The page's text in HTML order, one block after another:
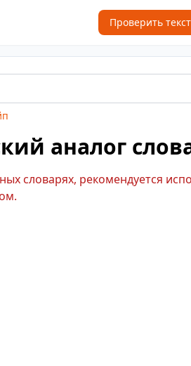
Проверить текст
аналог
словарях, рекомендуется